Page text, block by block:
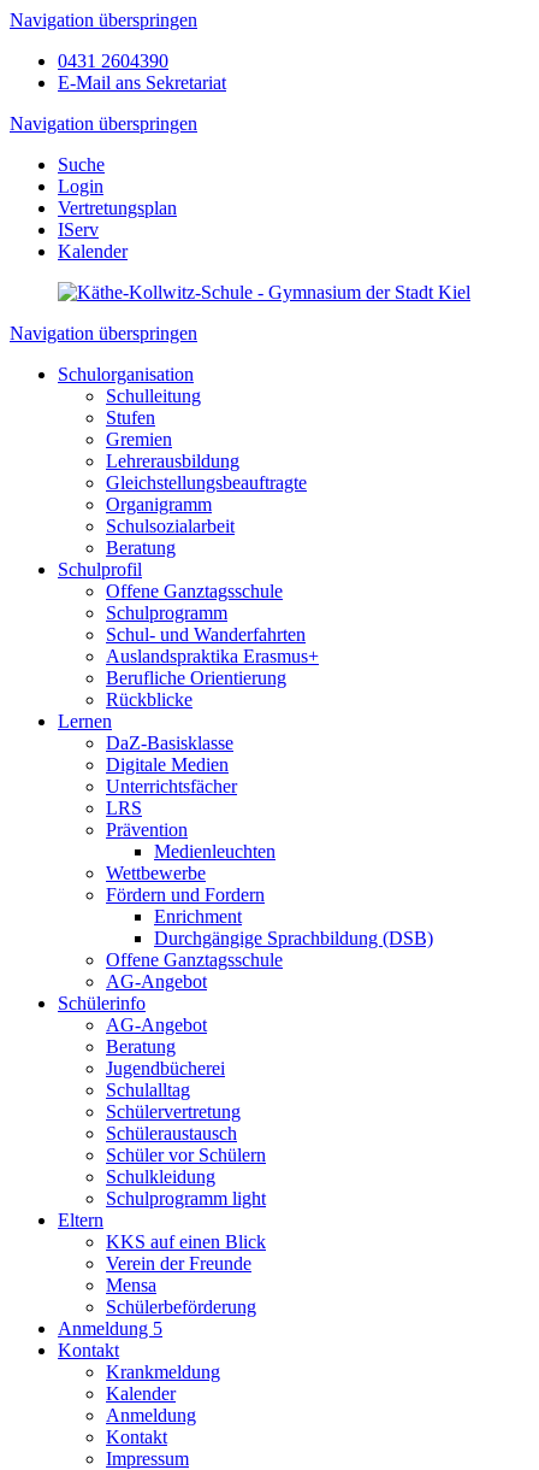
Navigation überspringen
0431 2604390
E-Mail ans Sekretariat
Navigation überspringen
Suche
Login
Vertretungsplan
IServ
Kalender
Navigation überspringen
Schulorganisation
Schulleitung
Stufen
Gremien
Lehrerausbildung
Gleichstellungsbeauftragte
Organigramm
Schulsozialarbeit
Beratung
Schulprofil
Offene Ganztagsschule
Schulprogramm
Schul- und Wanderfahrten
Auslandspraktika Erasmus+
Berufliche Orientierung
Rückblicke
Lernen
DaZ-Basisklasse
Digitale Medien
Unterrichtsfächer
LRS
Prävention
Medienleuchten
Wettbewerbe
Fördern und Fordern
Enrichment
Durchgängige Sprachbildung (DSB)
Offene Ganztagsschule
AG-Angebot
Schülerinfo
AG-Angebot
Beratung
Jugendbücherei
Schulalltag
Schülervertretung
Schüleraustausch
Schüler vor Schülern
Schulkleidung
Schulprogramm light
Eltern
KKS auf einen Blick
Verein der Freunde
Mensa
Schülerbeförderung
Anmeldung 5
Kontakt
Krankmeldung
Kalender
Anmeldung
Kontakt
Impressum